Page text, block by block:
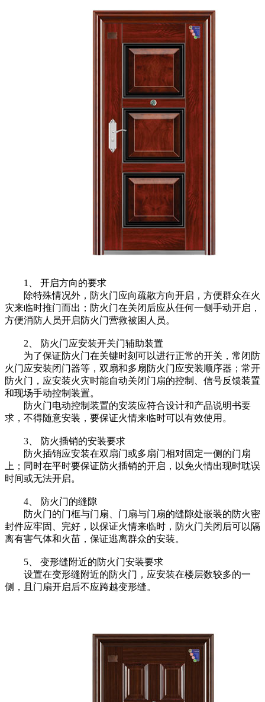
1、
开启方向的要求
除特殊情况外，防火门应向疏散方向开启，方便群众在火
灾来临时推门而出；防火门在关闭后应从任何一侧手动开启，
方便消防人员开启防火门营救被困人员。
2、
防火门应安装开关门辅助装置
为了保证防火门在关键时刻可以进行正常的开关，常闭防
火门应安装闭门器等，双扇和多扇防火门应安装顺序器；常开
防火门，应安装火灾时能自动关闭门扇的控制、信号反馈装置
和现场手动控制装置。
防火门电动控制装置的安装应符合设计和产品说明书要
求，不得随意安装，要保证火情来临时可以有效使用。
3、
防火插销的安装要求
防火插销应安装在双扇门或多扇门相对固定一侧的门扇
上；同时在平时要保证防火插销的开启，以免火情出现时耽误
时间或无法开启。
4、
防火门的缝隙
防火门的门框与门扇、门扇与门扇的缝隙处嵌装的防火密
封件应牢固、完好，以保证火情来临时，防火门关闭后可以隔
离有害气体和火苗，保证逃离群众的安装。
5、
变形缝附近的防火门安装要求
设置在变形缝附近的防火门，应安装在楼层数较多的一
侧，且门扇开启后不应跨越变形缝。